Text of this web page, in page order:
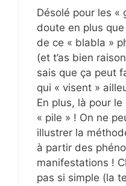
Désolé pour les «
doute en plus
de ce « blabla »
(et t’as bien
sais que ça peut
qui « visent »
En plus, là pour
« pile » ! On ne
illustrer la
à partir des
manifestations !
pas si simple (la